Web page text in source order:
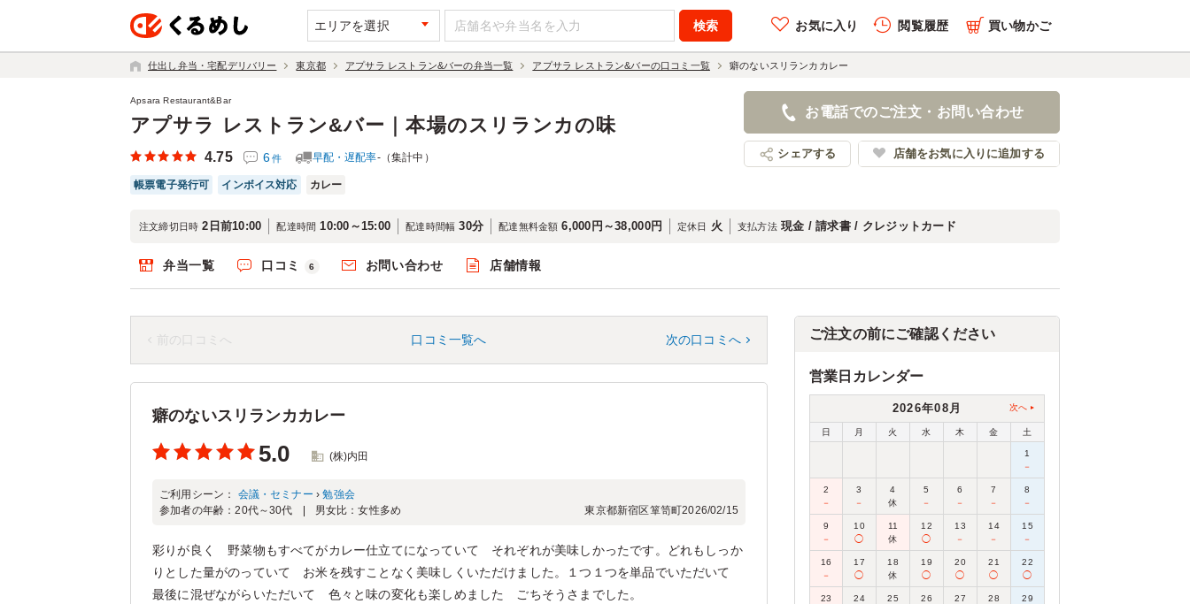
エリアを選択 お気に入り 閲覧履歴 買い物かご
仕出し弁当・宅配デリバリー 東京都 アプサラ レストラン&バーの弁当一覧 アプサラ レストラン&バーの口コミ一覧 癖のないスリランカカレー
アプサラ レストラン&バー｜本場のスリランカの味
Apsara Restaurant&Bar
4.75 6件 早配・遅配率-（集計中）
帳票電子発行可 インボイス対応 カレー
お電話でのご注文・お問い合わせ
シェアする 店舗をお気に入りに追加する
注文締切日時 2日前10:00 配達時間 10:00～15:00 配達時間幅 30分 配達無料金額 6,000円～38,000円 定休日 火 支払方法 現金 / 請求書 / クレジットカード
弁当一覧 口コミ 6 お問い合わせ 店舗情報
前の口コミへ 口コミ一覧へ 次の口コミへ
癖のないスリランカカレー
5.0 (株)内田
ご利用シーン： 会議・セミナー ›勉強会
参加者の年齢：20代～30代 男女比：女性多め 東京都新宿区箪笥町2026/02/15
彩りが良く 野菜物もすべてがカレー仕立てになっていて それぞれが美味しかったです。どれもしっか
りとした量がのっていて お米を残すことなく美味しくいただけました。１つ１つを単品でいただいて
最後に混ぜながらいただいて 色々と味の変化も楽しめました ごちそうさまでした。
ご注文の前にご確認ください
営業日カレンダー
2026年08月 次へ
日 月 火 水 木 金 土
1
－
2
－
3
－
4
休
5
－
6
－
7
－
8
－
9
－
10
◯
11
休
12
◯
13
－
14
－
15
－
16
－
17
◯
18
休
19
◯
20
◯
21
◯
22
◯
23
24
25
26
27
28
29